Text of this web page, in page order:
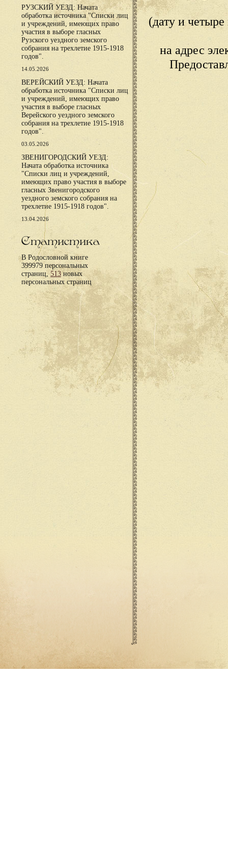
РУЗСКИЙ УЕЗД: Начата
обработка источника "Списки лиц
и учреждений, имеющих право
участия в выборе гласных
Рузского уездного земского
собрания на трехлетие 1915-1918
годов".
14.05.2026
ВЕРЕЙСКИЙ УЕЗД: Начата
обработка источника "Списки лиц
и учреждений, имеющих право
участия в выборе гласных
Верейского уездного земского
собрания на трехлетие 1915-1918
годов".
03.05.2026
ЗВЕНИГОРОДСКИЙ УЕЗД:
Начата обработка источника
"Списки лиц и учреждений,
имеющих право участия в выборе
гласных Звенигородского
уездного земского собрания на
трехлетие 1915-1918 годов".
13.04.2026
Статистика
В Родословной книге
399979 персональных
страниц,513новых
персональных страниц
(дату и
на адрес